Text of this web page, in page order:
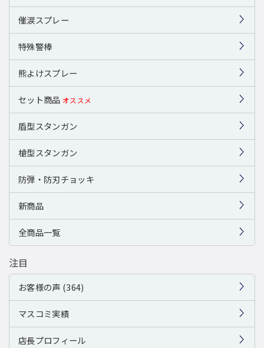
催涙スプレー
特殊警棒
熊よけスプレー
セット商品 オススメ
盾型スタンガン
槍型スタンガン
防弾・防刃チョッキ
新商品
全商品一覧
注目
お客様の声 (364)
マスコミ実績
店長プロフィール